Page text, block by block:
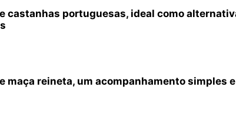
castanhas portuguesas, ideal como
maça reineta, um acompanhamento simples